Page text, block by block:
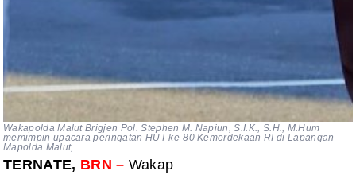
Wakapolda Malut Brigjen Pol. Stephen M. Napiun, S.I.K., S.H., M.Hum
memimpin upacara peringatan HUT ke-80 Kemerdekaan RI di Lapangan
Mapolda Malut,
TERNATE, BRN – Wakap